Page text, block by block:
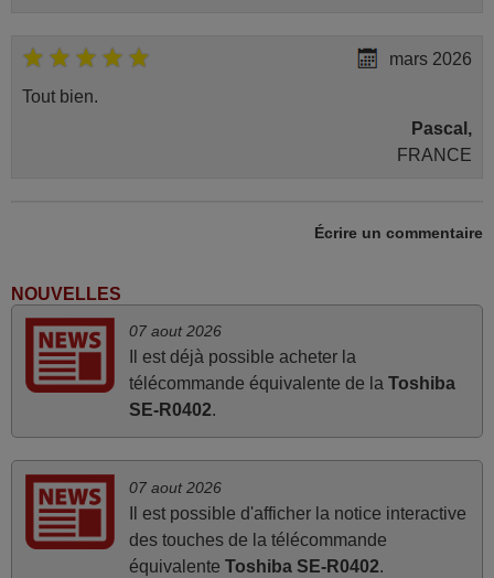
mars 2026
Tout bien.
Pascal,
FRANCE
mai 2026
vidéo projecteur Wimius P20. Un avis provisoire avait été
émis car le délai de 24h était dépassé, néanmoins j'ai
reçu la télécommande au cours du 3ème jour ouvré,
compatible avec mon besoin. Concernant la
fonctionnalité de la télécommande, le produit tient sa
promesse. Le document permet de connaître facilement
directement utilisable moyennant l'insertion des 2 piles
fournies.
Écrire un commentaire
NOUVELLES
07 aout 2026
Il est déjà possible acheter la
télécommande équivalente de la Toshiba
SE-R0402.
07 aout 2026
Il est possible d'afficher la notice interactive
des touches de la télécommande
équivalente Toshiba SE-R0402.